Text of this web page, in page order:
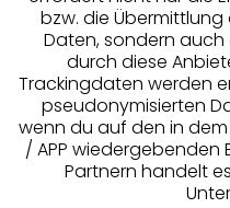
Beratung
Über uns
Rechtliches
bzw. die
Daten, sondern
durch diese
Trackingdaten werden
pseudonymisierten
wenn du auf den in
/ APP wiedergebenden
Partnern handelt